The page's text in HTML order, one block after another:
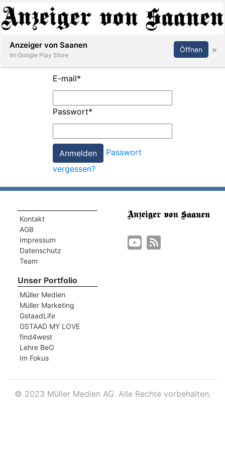
Abonnieren Anmelden
E-mail*
Passwort*
Passwort
vergessen?
Kontakt
AGB
Impressum
Datenschutz
Team
Unser Portfolio
Müller Medien
Müller Marketing
GstaadLife
GSTAAD MY LOVE
find4west
Lehre BeO
Im Fokus
© 2023 Müller Medien AG. Alle Rechte vorbehalten.
Anzeiger von Saanen
Im Google Play Store
Öffnen ×